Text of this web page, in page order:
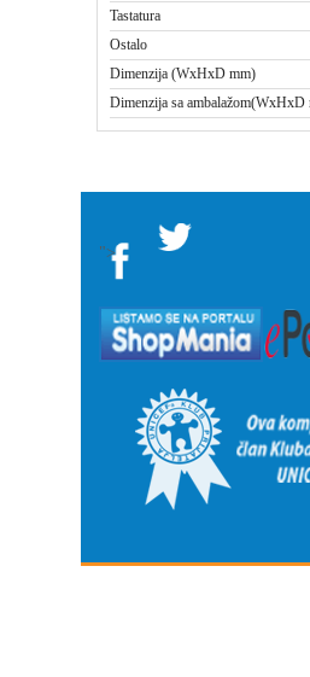
Tastatura
Ostalo
Dimenzija (WxHxD mm)
Dimenzija sa ambalažom(WxHxD
">